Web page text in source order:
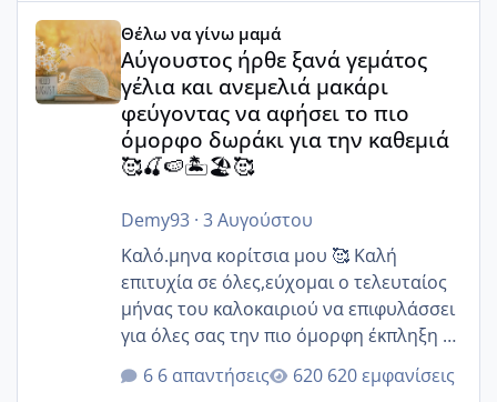
Αύγουστος ήρθε ξανά γεμάτος γέλια και ανεμελιά
Θέλω να γίνω μαμά
Αύγουστος ήρθε ξανά γεμάτος
γέλια και ανεμελιά μακάρι
φεύγοντας να αφήσει το πιο
όμορφο δωράκι για την καθεμιά
🥰🍒🍉🏝️🏖️🥰
Demy93· 3 Αυγούστου
Καλό.μηνα κορίτσια μου 🥰 Καλή
επιτυχία σε όλες,εύχομαι ο τελευταίος
μήνας του καλοκαιριού να επιφυλάσσει
για όλες σας την πιο όμορφη έκπληξη 🧿
@Elk @Melikara86 @Παρασκευαιδου
@Zenia z @melitiniღ @Christi.D.
6 απαντήσεις 620 εμφανίσεις